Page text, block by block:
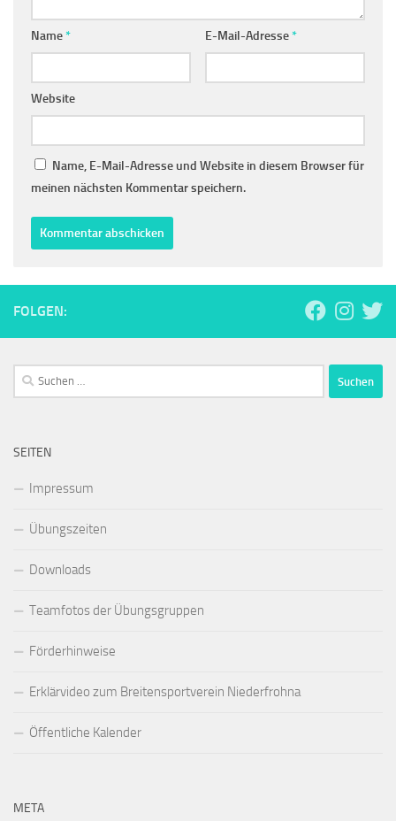
Name* E-Mail-Adresse*
Website
Name, E-Mail-Adresse und Website in diesem Browser für
meinen nächsten Kommentar speichern.
FOLGEN:
Suchen
nach:
SEITEN
Impressum
Übungszeiten
Downloads
Teamfotos der Übungsgruppen
Förderhinweise
Erklärvideo zum Breitensportverein Niederfrohna
Öffentliche Kalender
META